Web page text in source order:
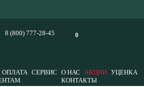
0
8 (800) 777-28-45
ОПЛАТА СЕРВИС О НАС АКЦИИ УЦЕНКА
КОНТАКТЫ